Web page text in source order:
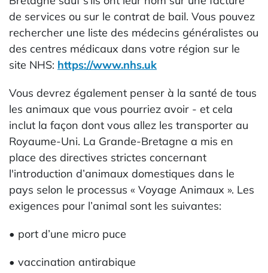
de services ou sur le contrat de bail. Vous pouvez
rechercher une liste des médecins généralistes ou
des centres médicaux dans votre région sur le
site NHS: https://www.nhs.uk
Vous devrez également penser à la santé de tous
les animaux que vous pourriez avoir - et cela
inclut la façon dont vous allez les transporter au
Royaume-Uni. La Grande-Bretagne a mis en
place des directives strictes concernant
l'introduction d’animaux domestiques dans le
pays selon le processus « Voyage Animaux ». Les
exigences pour l’animal sont les suivantes:
• port d’une micro puce
• vaccination antirabique